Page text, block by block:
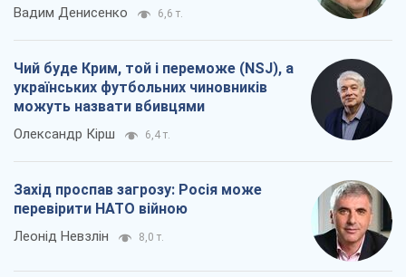
Вадим Денисенко 6,6 т.
Чий буде Крим, той і переможе (NSJ), а
українських футбольних чиновників
можуть назвати вбивцями
Олександр Кірш 6,4 т.
Захід проспав загрозу: Росія може
перевірити НАТО війною
Леонід Невзлін 8,0 т.